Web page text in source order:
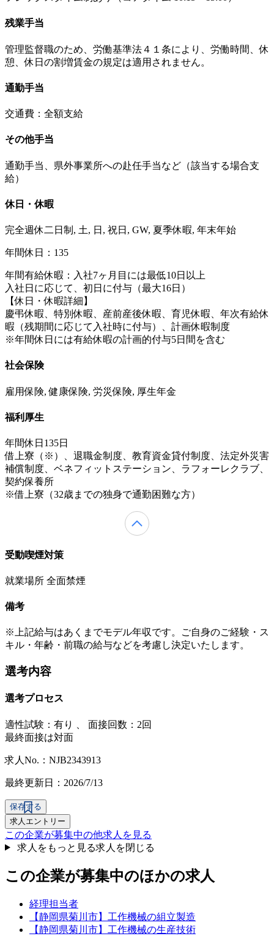
残業手当
管理監督職のため、労働基準法４１条により、労働時間、休
憩、休日の割増賃金の規定は適用されません。
通勤手当
交通費：全額支給
その他手当
通勤手当、県外事業所への赴任手当など（該当する場合支
給）
休日・休暇
完全週休二日制, 土, 日, 祝日, GW, 夏季休暇, 年末年始
年間休日：135
年間有給休暇：入社7ヶ月目には最低10日以上
入社日に応じて、初日に付与（最大16日）
【休日・休暇詳細】
慶弔休暇、特別休暇、産前産後休暇、育児休暇、年次有給休
暇（残期間に応じて入社時に付与）、計画休暇制度
※年間休日には有給休暇の計画的付与5日間を含む
社会保険
雇用保険, 健康保険, 労災保険, 厚生年金
福利厚生
年間休日135日
借上寮（※）、退職金制度、教育資金貸付制度、法定外災害
補償制度、ベネフィットステーション、ラフォーレクラブ、
契約保養所
※借上寮（32歳までの独身で通勤困難な方）
受動喫煙対策
就業場所 全面禁煙
備考
※上記給与はあくまでモデル年収です。ご自身のご経験・ス
キル・年齢・前職の給与などを考慮し決定いたします。
選考内容
選考プロセス
適性試験： 有り
面接回数：2回
最終面接は対面
求人No.：NJB2343913
最終更新日：2026/7/13
保存する
求人エントリー
この企業が募集中の他求人を見る
求人をもっと見る求人を閉じる
この企業が募集中のほかの求人
経理担当者
【静岡県菊川市】工作機械の組立製造
【静岡県菊川市】工作機械の生産技術